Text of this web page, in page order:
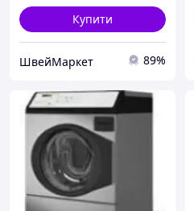
Купити
ШвейМаркет 89%